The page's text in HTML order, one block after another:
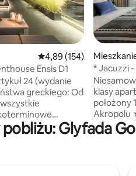
128Średnia ocena: 4,89 na
4,89 (154)
Ensis D1
24 (wydanie
greckiego: Od
podatkiem od
klimatyczny. Gość
* Jacuzzi -
klasy
położony
Akropolu ★ Jacuzzi ★ Balkon Łóżko
typu ★ king size ★
łazienka ★ Wi-Fi ★ Klimatyzacja ★
Glyfada